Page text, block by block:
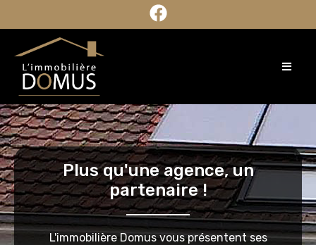
Plus qu'une agence, un
partenaire !
L'immobilière Domus vous présentent ses